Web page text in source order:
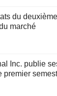
du
marché
Inc. publie
premier